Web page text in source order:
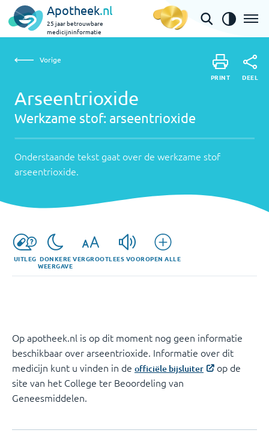
Apotheek.nl
25 jaar betrouwbare
medicijninformatie
Arseentrioxide | arseentrioxide
Werkzame
Onderstaande
over
de
werkzame
Vorige
Arseentrioxide
Werkzame stof: arseentrioxide
Onderstaande tekst gaat over de werkzame stof
arseentrioxide.
PRINT DEEL
UITLEG DONKERE
WEERGAVE
VERGROOTLEES VOOROPEN ALLE
Op apotheek.nl is op dit moment nog geen informatie
beschikbaar over arseentrioxide. Informatie over dit
medicijn kunt u vinden in de officiële bijsluiter
op de
site van het College ter Beoordeling van
Geneesmiddelen.